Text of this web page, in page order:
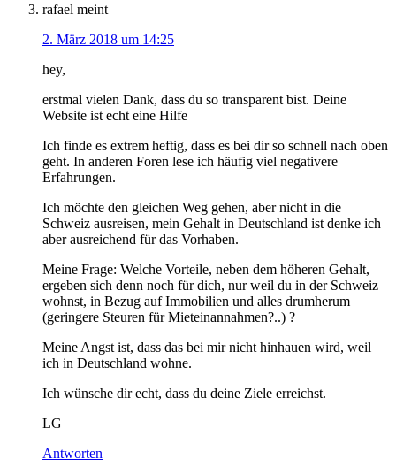
rafael meint
2. März 2018 um 14:25
hey,
erstmal vielen Dank, dass du so transparent bist. Deine
Website ist echt eine Hilfe
Ich finde es extrem heftig, dass es bei dir so schnell nach oben
geht. In anderen Foren lese ich häufig viel negativere
Erfahrungen.
Ich möchte den gleichen Weg gehen, aber nicht in die
Schweiz ausreisen, mein Gehalt in Deutschland ist denke ich
aber ausreichend für das Vorhaben.
Meine Frage: Welche Vorteile, neben dem höheren Gehalt,
ergeben sich denn noch für dich, nur weil du in der Schweiz
wohnst, in Bezug auf Immobilien und alles drumherum
(geringere Steuren für Mieteinannahmen?..) ?
Meine Angst ist, dass das bei mir nicht hinhauen wird, weil
ich in Deutschland wohne.
Ich wünsche dir echt, dass du deine Ziele erreichst.
LG
Antworten